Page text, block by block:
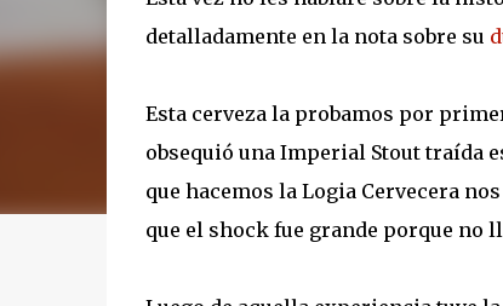
detalladamente en la nota sobre su
Esta cerveza la probamos por
obsequió una Imperial Stout traída
que hacemos la Logia Cervecera
que el shock fue grande porque no